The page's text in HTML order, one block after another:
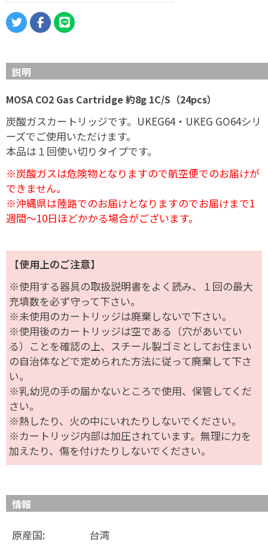
説明
MOSA CO2 Gas Cartridge 約8g 1C/S（24pcs）
炭酸ガスカートリッジです。UKEG64・UKEG GO64シリ
ーズでご使用いただけます。
本品は１回使い切りタイプです。
※炭酸ガスは危険物となりますので航空便でのお届けが
できません。
※沖縄県は陸路でのお届けとなりますのでお届けまで1
週間～10日ほどかかる場合がございます。
【使用上のご注意】
※使用する器具の取扱説明書をよく読み、１回の最大
充填数を必ず守って下さい。
※未使用のカートリッジは廃棄しないで下さい。
※使用後のカートリッジは空である（穴があいてい
る）ことを確認の上、スチール製ゴミとしてお住まい
の自治体などで定められた方法に従って廃棄して下さ
い。
※乳幼児の手の届かないところで使用、保管してくだ
さい。
※熱したり、火の中にいれたりしないでください。
※カートリッジ内部は加圧されています。無理に力を
加えたり、傷を付けたりしないでください。
情報
原産国:
台湾